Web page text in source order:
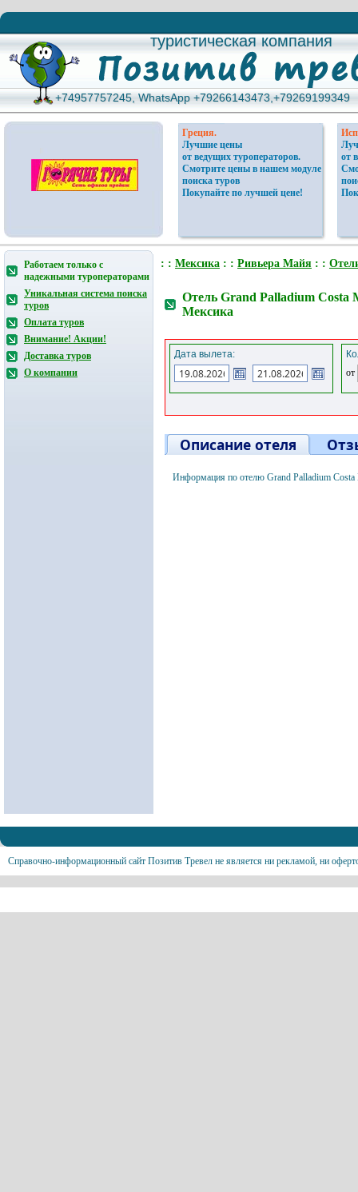
туристическая компания
туристическая компания
+74957757245, WhatsApp +79266143473,+79269199349
+74957757245, WhatsApp +79266143473,+79269199349
Греция.
Лучшие цены
от ведущих туроператоров.
Смотрите цены в нашем модуле
поиска туров
Покупайте по лучшей цене!
от
Работаем только с
надежными туроператорами
Уникальная система поиска
туров
Оплата туров
Внимание! Акции!
Доставка туров
О компании
: : Мексика : : Ривьера Майя : :
Отель Grand Palladium Costa
Мексика
Дата вылета:
от
Описание отеля
Информация по отелю Grand Palladium
Справочно-информационный сайт Позитив Тревел не является ни рекламой, ни